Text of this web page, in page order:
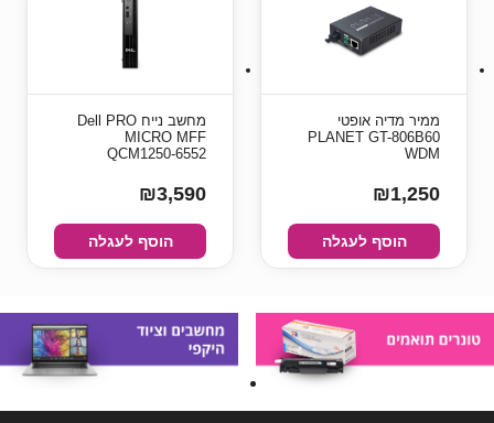
ממיר מדיה אופטי
PLANET GT-806B60
WDM
₪1,250
הוסף לעגלה
מחשב נייח Dell PRO
MICRO MFF
QCM1250-6552
₪3,590
הוסף לעגלה